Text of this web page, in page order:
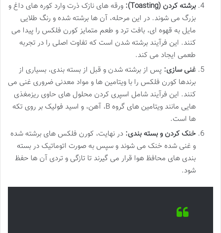
برشته کردن (Toasting):
ورقه های نازک ذرت وارد کوره های داغ و
بزرگ می شوند. در این مرحله، آن ها برشته شده و رنگ طلایی
مایل به قهوه ای، بافت ترد و طعم متمایز کورن فلکس را پیدا می
کنند. این فرآیند برشته شدن است که تفاوت اصلی را در تجربه
طعمی ایجاد می کند.
غنی سازی: پس از برشته شدن و قبل از بسته بندی، بسیاری از
برندها کورن فلکس را با ویتامین ها و مواد معدنی ضروری غنی می
کنند. این فرآیند شامل اسپری کردن محلول های حاوی ریزمغذی
هایی مانند ویتامین های گروه B، آهن، و اسید فولیک بر روی تکه
ها است.
خنک کردن و بسته بندی: در نهایت، کورن فلکس های برشته شده
و غنی شده خنک می شوند و سپس به صورت اتوماتیک در بسته
بندی های محافظ هوا قرار می گیرند تا تازگی و تردی آن ها حفظ
شود.